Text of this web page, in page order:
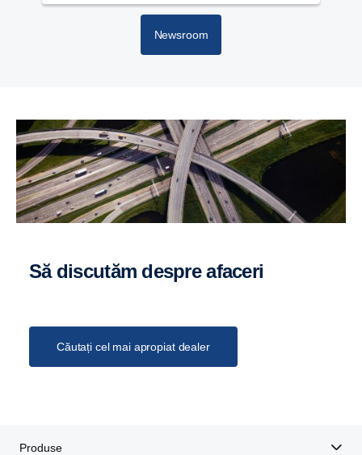
Newsroom
Să discutăm despre afaceri
Căutați cel mai apropiat dealer
Produse